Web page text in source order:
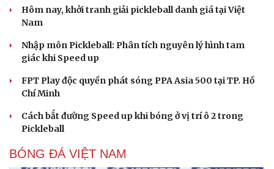
Hôm nay, khởi tranh giải pickleball danh giá tại Việt
Nam
Nhập môn Pickleball: Phân tích nguyên lý hình tam
giác khi Speed up
FPT Play độc quyền phát sóng PPA Asia 500 tại TP. Hồ
Chí Minh
Cách bắt đường Speed up khi bóng ở vị trí ô 2 trong
Pickleball
BÓNG ĐÁ VIỆT NAM